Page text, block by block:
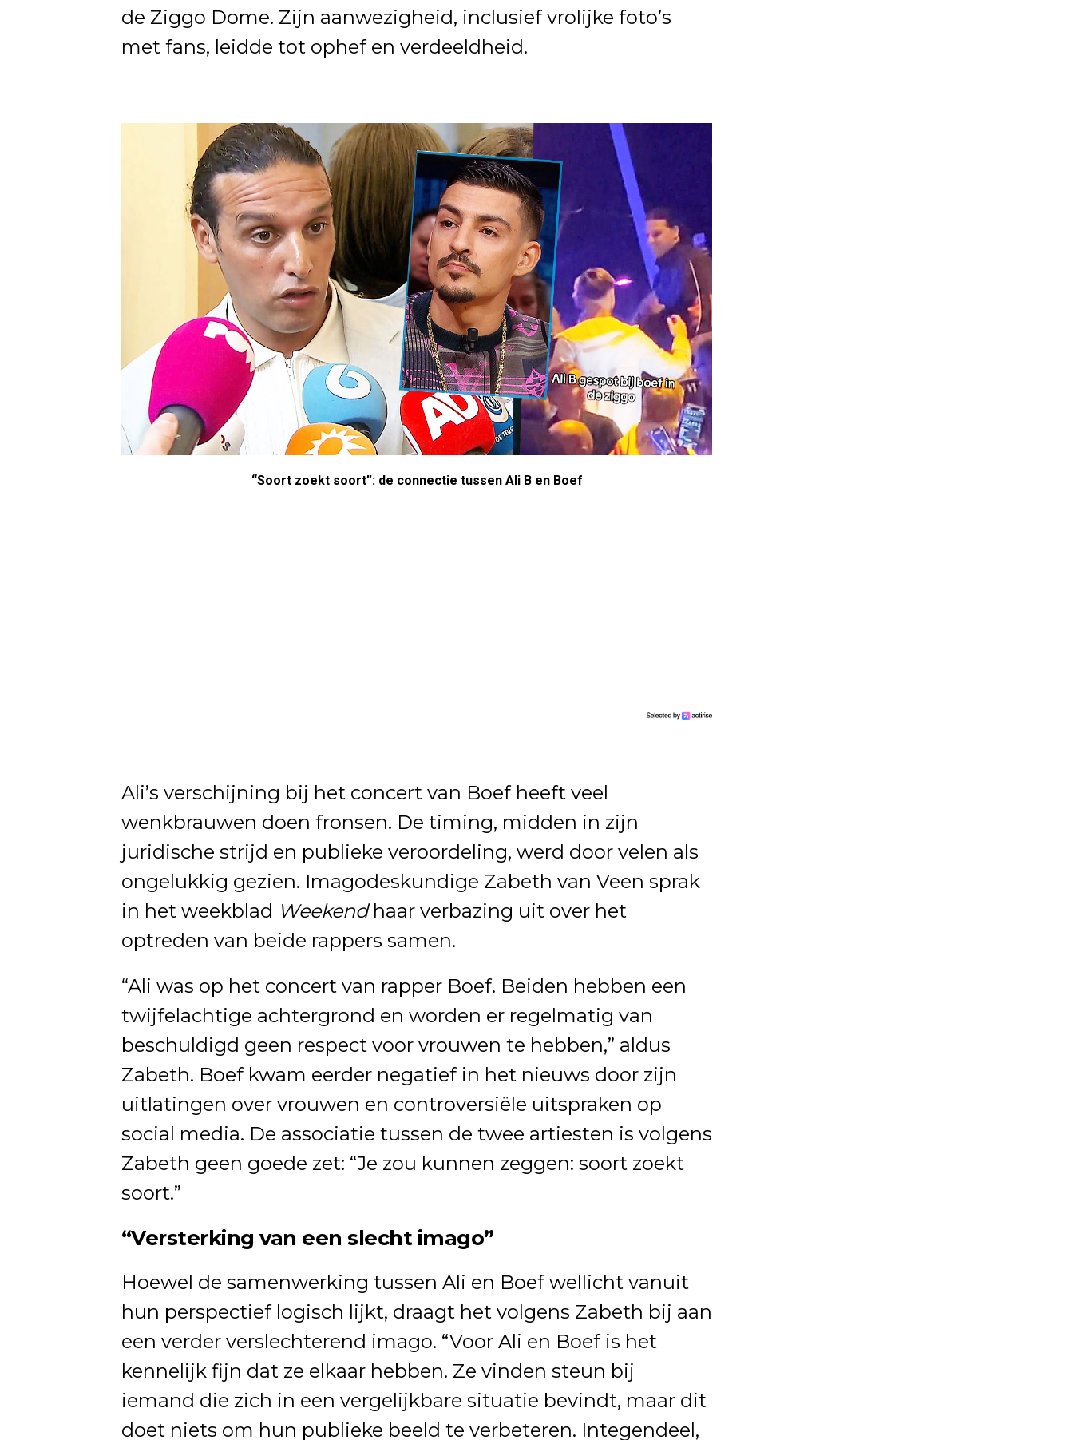
de Ziggo Dome. Zijn aanwezigheid, inclusief vrolijke foto’s
met fans, leidde tot ophef en verdeeldheid.
“Soort zoekt soort”: de connectie tussen Ali B en Boef
Ali’s verschijning bij het concert van Boef heeft veel
wenkbrauwen doen fronsen. De timing, midden in zijn
juridische strijd en publieke veroordeling, werd door velen als
ongelukkig gezien. Imagodeskundige Zabeth van Veen sprak
in het weekblad Weekendhaar verbazing uit over het
optreden van beide rappers samen.
“Ali was op het concert van rapper Boef. Beiden hebben een
twijfelachtige achtergrond en worden er regelmatig van
beschuldigd geen respect voor vrouwen te hebben,” aldus
Zabeth. Boef kwam eerder negatief in het nieuws door zijn
uitlatingen over vrouwen en controversiële uitspraken op
social media. De associatie tussen de twee artiesten is volgens
Zabeth geen goede zet: “Je zou kunnen zeggen: soort zoekt
soort.”
“Versterking van een slecht imago”
Hoewel de samenwerking tussen Ali en Boef wellicht vanuit
hun perspectief logisch lijkt, draagt het volgens Zabeth bij aan
een verder verslechterend imago. “Voor Ali en Boef is het
kennelijk fijn dat ze elkaar hebben. Ze vinden steun bij
iemand die zich in een vergelijkbare situatie bevindt, maar dit
doet niets om hun publieke beeld te verbeteren. Integendeel,